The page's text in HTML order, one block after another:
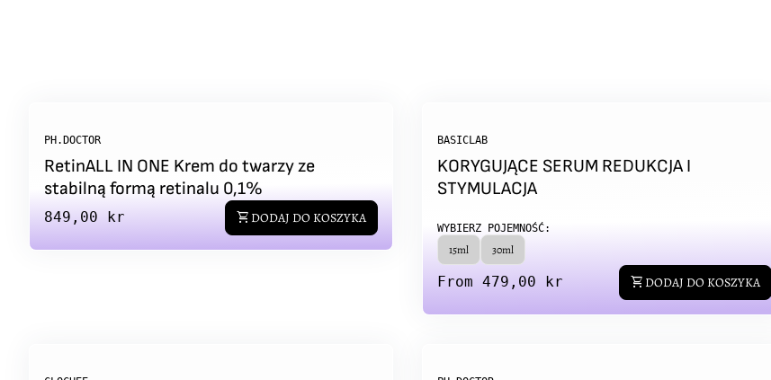
PH.DOCTOR
RetinALL IN ONE Krem do twarzy ze
stabilną formą retinalu 0,1%
Regular price
849,00 kr shopping_cart DODAJ DO KOSZYKA
BASICLAB
KORYGUJĄCE SERUM REDUKCJA I
STYMULACJA
WYBIERZ POJEMNOŚĆ:
15ml 30ml
Regular price
From 479,00 kr shopping_cart DODAJ DO KOSZYKA